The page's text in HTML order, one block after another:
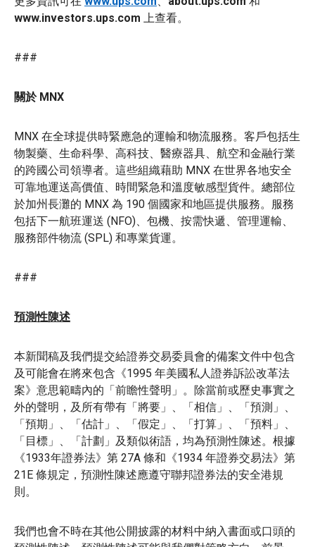
www.investors.ups.com 上查看。
###
關於 MNX
MNX 在全球提供時緊應急的運輸和物流服務。客戶包括生
物製藥、生命科學、高科技、醫療器具、航空和金融行業
的跨國公司領導者。這些組織藉助 MNX 在世界各地安全
可靠地運送高價值、時間緊急和溫度敏感型貨件。總部位
於加州長灘的 MNX 為 190 個國家和地區提供服務。服務
包括下一航班運送 (NFO)、包機、按需快遞、管理運輸、
服務部件物流 (SPL) 和專業貨運。
###
預測性陳述
本新聞稿及我們提交給證券交易委員會的備案文件中包含
及可能會在將來包含《1995 年美國私人證券訴訟改革法
案》意思範疇內的「前瞻性聲明」。除當前或歷史事實之
外的聲明，及所有帶有「將要」、「相信」、「預測」、
「預期」、「估計」、「假定」、「打算」、「預料」、
「目標」、「計劃」及類似術語，均為預測性陳述。根據
《1933年證券法》第 27A 條和《1934 年證券交易法》第
21E 條規定，預測性陳述應遵守聯邦證券法的安全港規
則。
我們也會不時在其他公開披露的材料中納入書面或口頭的